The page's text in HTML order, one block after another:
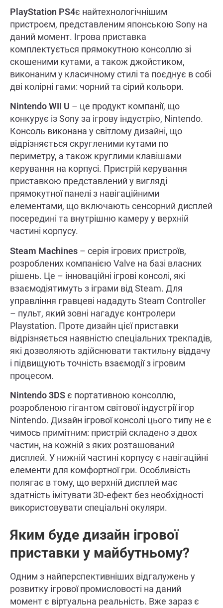
PlayStation PS4є найтехнологічнішим
пристроєм, представленим японською Sony на
даний момент. Ігрова приставка
комплектується прямокутною консоллю зі
скошеними кутами, а також джойстиком,
виконаним у класичному стилі та поєднує в собі
дві колірні гами: чорний та сірий кольори.
Nintendo WII U – це продукт компанії, що
конкурує із Sony за ігрову індустрію, Nintendo.
Консоль виконана у світлому дизайні, що
відрізняється скругленими кутами по
периметру, а також круглими клавішами
керування на корпусі. Пристрій керування
приставкою представлений у вигляді
прямокутної панелі з навігаційними
елементами, що включають сенсорний дисплей
посередині та внутрішню камеру у верхній
частині корпусу.
Steam Machines – серія ігрових пристроїв,
розроблених компанією Valve на базі власних
рішень. Це – інноваційні ігрові консолі, які
взаємодіятимуть з іграми від Steam. Для
управління гравцеві нададуть Steam Controller
– пульт, який зовні нагадує контролери
Playstation. Проте дизайн цієї приставки
відрізняється наявністю спеціальних трекпадів,
які дозволяють здійснювати тактильну віддачу
і підвищують точність взаємодії з ігровим
процесом.
Nintendo 3DS є портативною консоллю,
розробленою гігантом світової індустрії ігор
Nintendo. Дизайн ігрової консолі цього типу не є
чимось примітним: пристрій складено з двох
частин, на кожній з яких розташований
дисплей. У нижній частині корпусу є навігаційні
елементи для комфортної гри. Особливість
полягає в тому, що верхній дисплей має
здатність імітувати 3D-ефект без необхідності
використовувати спеціальні окуляри.
Яким буде дизайн ігрової
приставки у майбутньому?
Одним з найперспективніших відгалужень у
розвитку ігрової промисловості на даний
момент є віртуальна реальність. Вже зараз є